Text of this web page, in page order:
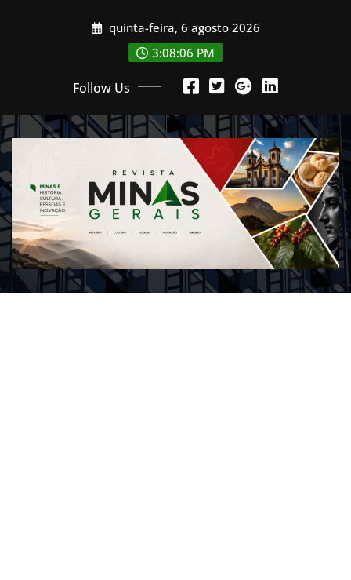
quinta-feira, 6 agosto 2026
3:08:09 PM
Follow Us